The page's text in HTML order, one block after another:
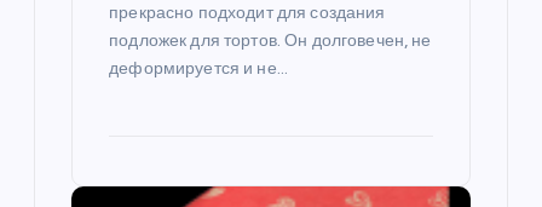
прекрасно подходит для создания
подложек для тортов. Он долговечен, не
деформируется и не…